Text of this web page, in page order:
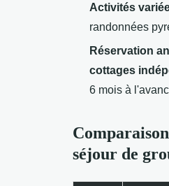
Activités
randonnées
Réservation
cottages
6 mois à
séjour de